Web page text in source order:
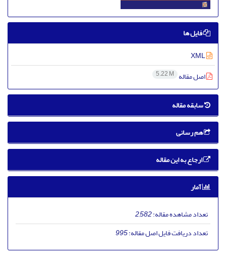
فایل ها
اصل مقاله 5.22 M
سابقه مقاله
هم رسانی
ارجاع به این مقاله
آمار
تعداد مشاهده مقاله:2,582
تعداد دریافت فایل اصل مقاله:995